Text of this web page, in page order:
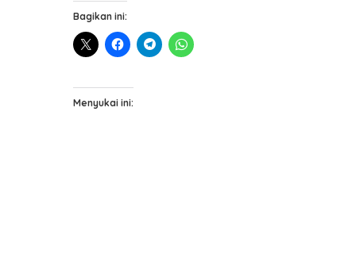
Bagikan ini:
Menyukai ini: